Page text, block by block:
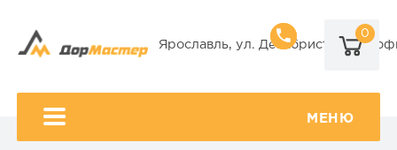
Ярославль, ул. Декабристов, 9А,
8 (920) 101-
0
МЕНЮ